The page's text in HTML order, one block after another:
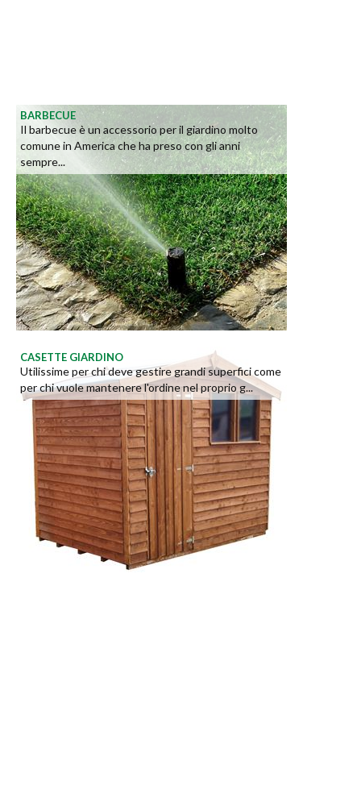
BARBECUE
Il barbecue è un accessorio per il giardino molto
comune in America che ha preso con gli anni
sempre...
CASETTE GIARDINO
Utilissime per chi deve gestire grandi superfici come
per chi vuole mantenere l'ordine nel proprio g...